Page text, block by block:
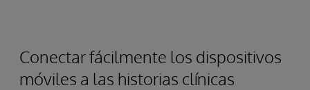
Conectar fácilmente los dispositivos
móviles a las historias clínicas